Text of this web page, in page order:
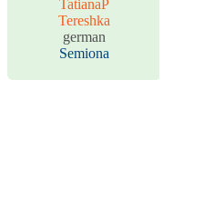
TatianaP
Tereshka
german
Semiona